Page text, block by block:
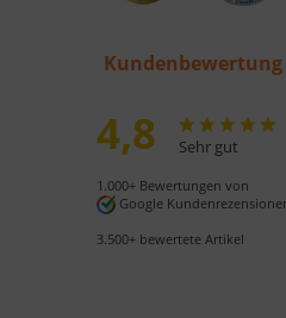
Kundenbewertung
4,8 Sehr gut
1.000+ Bewertungen von
Google
3.500+ bewertete Artikel